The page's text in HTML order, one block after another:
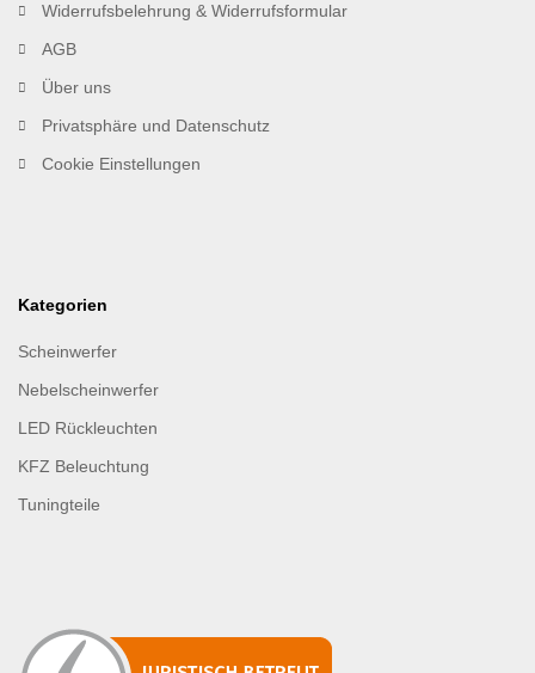
Widerrufsbelehrung & Widerrufsformular
AGB
Über uns
Privatsphäre und Datenschutz
Cookie Einstellungen
Kategorien
Scheinwerfer
Nebelscheinwerfer
LED Rückleuchten
KFZ Beleuchtung
Tuningteile